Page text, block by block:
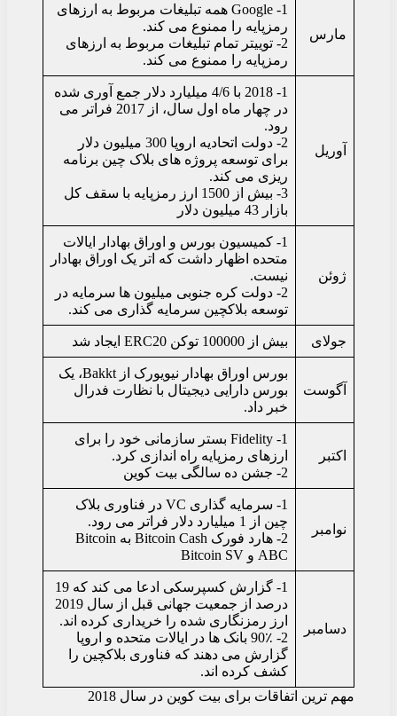
مارس
1- Google همه تبلیغات مربوط به ارزهای
رمزپایه را ممنوع می کند.
2- توییتر تمام تبلیغات مربوط به ارزهای
رمزپایه را ممنوع می کند.
آوریل
1- 2018 با 4/6 میلیارد دلار جمع آوری شده
در چهار ماه اول سال، از 2017 فراتر می
رود.
2- دولت اتحادیه اروپا 300 میلیون دلار
برای توسعه پروژه های بلاک چین برنامه
ریزی می کند.
3- بیش از 1500 ارز رمزپایه با سقف کل
بازار 43 میلیون دلار
ژوئن
1- کمیسیون بورس و اوراق بهادار ایالات
متحده اظهار داشت که اتر یک اوراق بهادار
نیست.
2- دولت کره جنوبی میلیون ها سرمایه در
توسعه بلاکچین سرمایه گذاری می کند.
جولای بیش از 100000 توکن ERC20 ایجاد شد
آگوست
بورس اوراق بهادار نیویورک از Bakkt، یک
بورس دارایی دیجیتال با نظارت فدرال
خبر داد.
اکتبر
1- Fidelity بستر سازمانی خود را برای
ارزهای رمزپایه راه اندازی کرد.
2- جشن ده سالگی بیت کوین
نوامبر
1- سرمایه گذاری VC در فناوری بلاک
چین از 1 میلیارد دلار فراتر می رود.
2- هارد فورک Bitcoin Cash به Bitcoin
ABC و Bitcoin SV
دسامبر
1- گزارش کسپرسکی ادعا می کند که 19
درصد از جمعیت جهانی قبل از سال 2019
ارز رمزنگاری شده را خریداری کرده اند.
2- 90٪ بانک ها در ایالات متحده و اروپا
گزارش می دهند که فناوری بلاکچین را
کشف کرده اند.
مهم ترین اتفاقات برای بیت کوین در سال 2018